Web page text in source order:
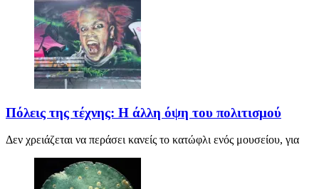
Πόλεις της τέχνης: Η άλλη όψη του πολιτισμού
Δεν χρειάζεται να περάσει κανείς το κατώφλι ενός μουσείου, για